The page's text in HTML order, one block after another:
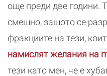
още преди две години.
смешно, защото се
фракциите на тези,
намислят желания на
тези като мен, че е